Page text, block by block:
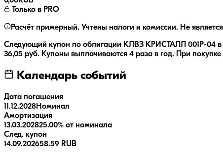
Только в PRO
Расчёт примерный. Учтены налоги и комиссии. Не
Следующий купон по облигации КЛВЗ КРИСТАЛЛ 001P-04
36,05 руб. Купоны выплачиваются 4 раза в год. При
Календарь событий
Дата погашения
11.12.2028Номинал
Амортизация
13.03.202825.00% от номинала
След. купон
14.09.202658.59 RUB